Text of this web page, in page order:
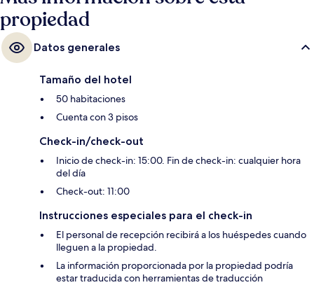
propiedad
Datos generales
Tamaño del hotel
50 habitaciones
Cuenta con 3 pisos
Check-in/check-out
Inicio de check-in: 15:00. Fin de check-in: cualquier hora
del día
Check-out: 11:00
Instrucciones especiales para el check-in
El personal de recepción recibirá a los huéspedes cuando
lleguen a la propiedad.
La información proporcionada por la propiedad podría
estar traducida con herramientas de traducción